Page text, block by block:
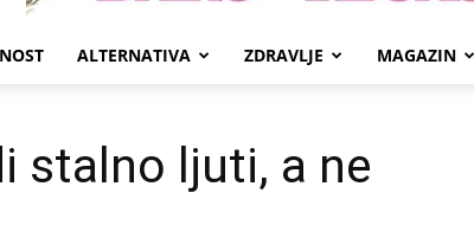
ALTERNATIVA ZDRAVLJE MAGAZIN
stalno ljuti, a ne